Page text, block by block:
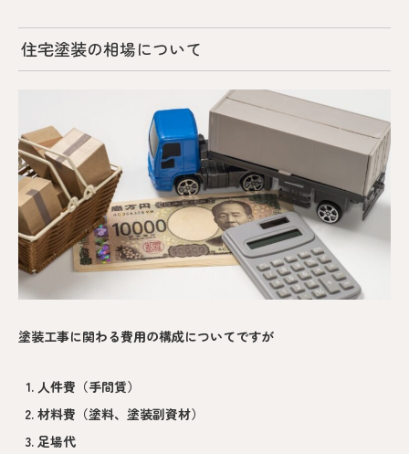
住宅塗装の相場について
塗装工事に関わる費用の構成についてですが
人件費（手間賃）
材料費（塗料、塗装副資材）
足場代